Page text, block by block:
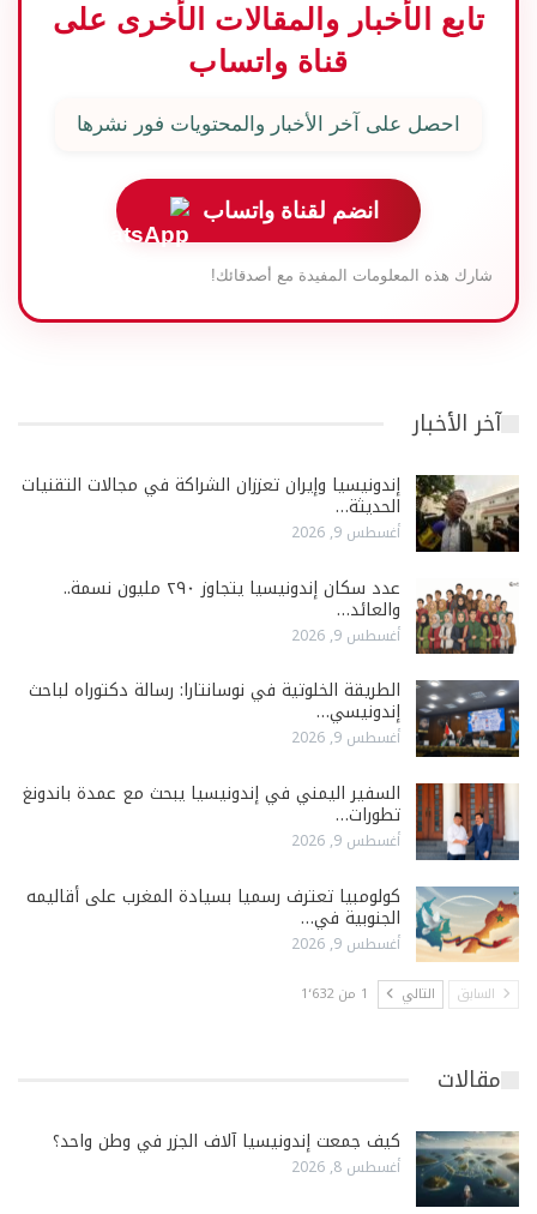
تابع الأخبار والمقالات الأخرى على
قناة واتساب
احصل على آخر الأخبار والمحتويات فور نشرها
انضم لقناة واتساب
شارك هذه المعلومات المفيدة مع أصدقائك!
آخر الأخبار
إندونيسيا وإيران تعززان الشراكة في مجالات التقنيات
الحديثة…
أغسطس 9, 2026
عدد سكان إندونيسيا يتجاوز ٢٩٠ مليون نسمة..
والعائد…
أغسطس 9, 2026
الطريقة الخلوتية في نوسانتارا: رسالة دكتوراه لباحث
إندونيسي…
أغسطس 9, 2026
السفير اليمني في إندونيسيا يبحث مع عمدة باندونغ
تطورات…
أغسطس 9, 2026
كولومبيا تعترف رسميا بسيادة المغرب على أقاليمه
الجنوبية في…
أغسطس 9, 2026
السابق التالي 1 من 1٬632
مقالات
كيف جمعت إندونيسيا آلاف الجزر في وطن واحد؟
أغسطس 8, 2026